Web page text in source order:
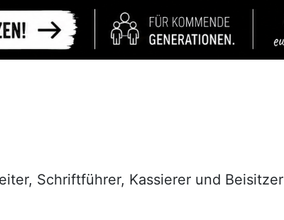
Schriftführer, Kassierer und Beisitzer